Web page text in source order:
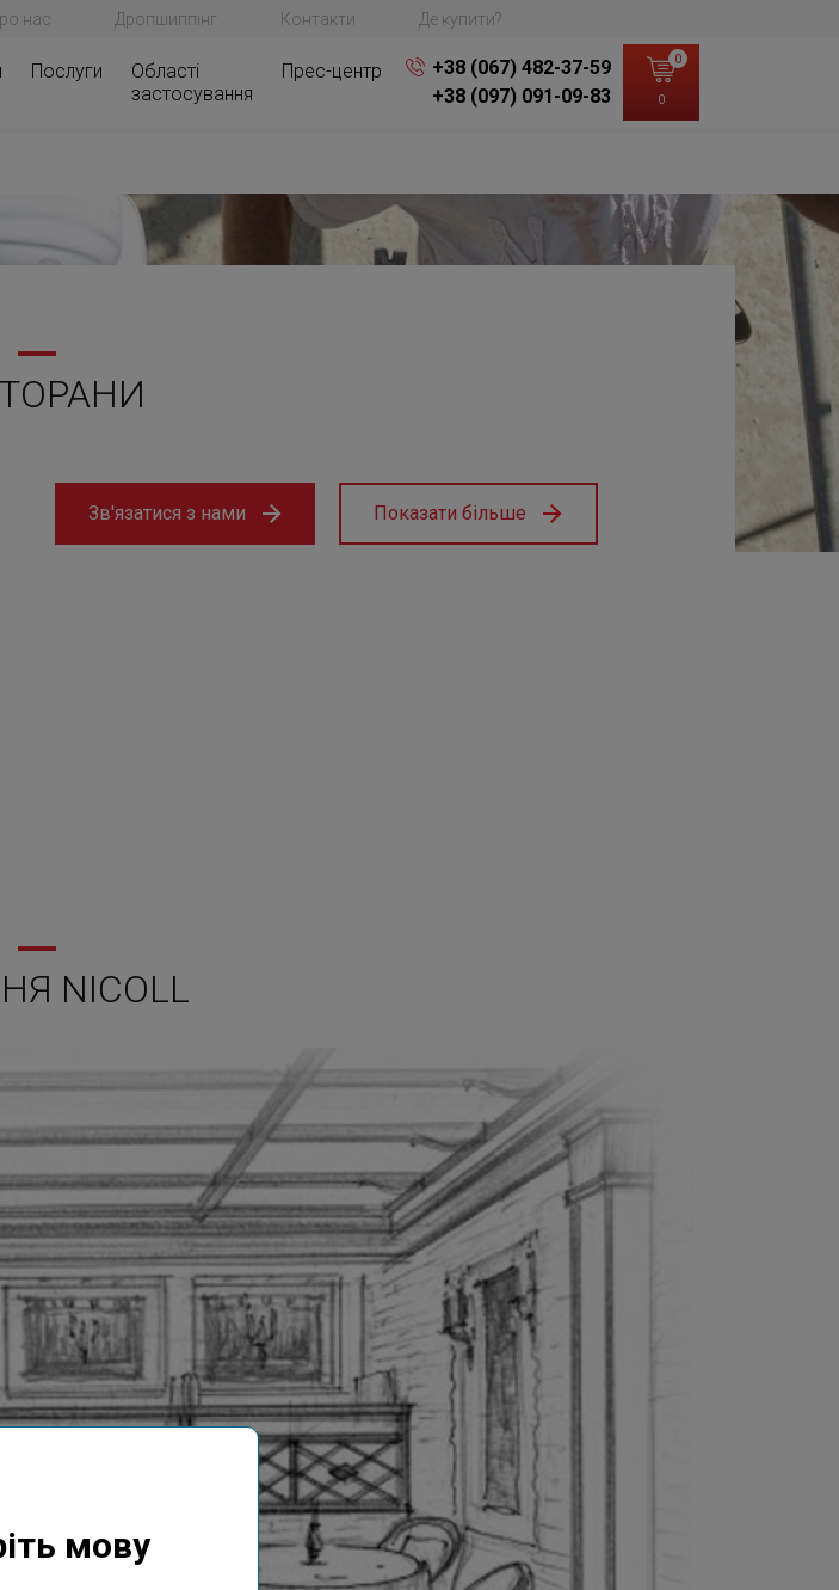
нас Дропшиппінг Контакти Де купити?
Послуги
Області
застосування
Прес-центр
+38 (067) 482-37-59
+38 (097) 091-09-83
0
0
мову
Зв'язатися з нами Показати більше
NICOLL